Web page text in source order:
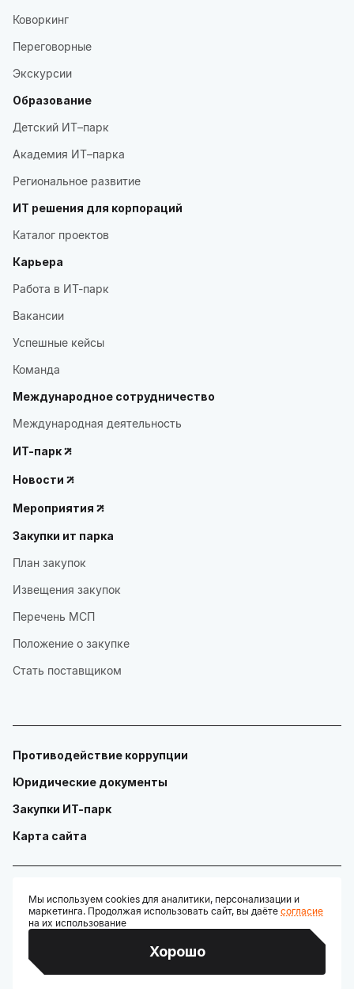
Коворкинг
Переговорные
Экскурсии
Образование
Детский ИТ–парк
Академия ИТ–парка
Региональное развитие
ИТ решения для корпораций
Каталог проектов
Карьера
Работа в ИТ-парк
Вакансии
Успешные кейсы
Команда
Международное сотрудничество
Международная деятельность
ИТ-парк
Новости
Мероприятия
Закупки ит парка
План закупок
Извещения закупок
Перечень МСП
Положение о закупке
Стать поставщиком
Противодействие коррупции
Юридические документы
Закупки ИТ-парк
Карта сайта
© ГАУ "Технопарк в сфере высоких технологий «ИТ-парк»"
Разработано:
Credits: Google Fonts, Material Symbols
Мы используем cookies для аналитики, персонализации и
маркетинга. Продолжая использовать сайт, вы даёте согласие
на их использование
Хорошо